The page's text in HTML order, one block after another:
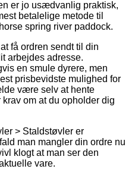
er jo usædvanlig praktisk,
betalelige metode til
spring river paddock.
få ordren sendt til din
arbejdes adresse.
en smule dyrere, men
prisbevidste mulighed for
være selv at hente
om at du opholder dig
> Staldstøvler er
man mangler din ordre nu
klogt at man ser den
vare.